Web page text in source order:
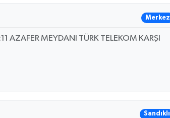
Merkez
AZAFER MEYDANI TÜRK TELEKOM KARŞI
Sandıklı